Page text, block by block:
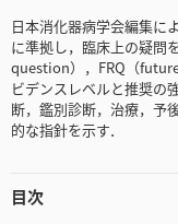
日本消化器病学会編集に
に準拠し，臨床上の疑
question），FRQ（
ビデンスレベルと推奨の
断，鑑別診断，治療，予
的な指針を示す．
目次